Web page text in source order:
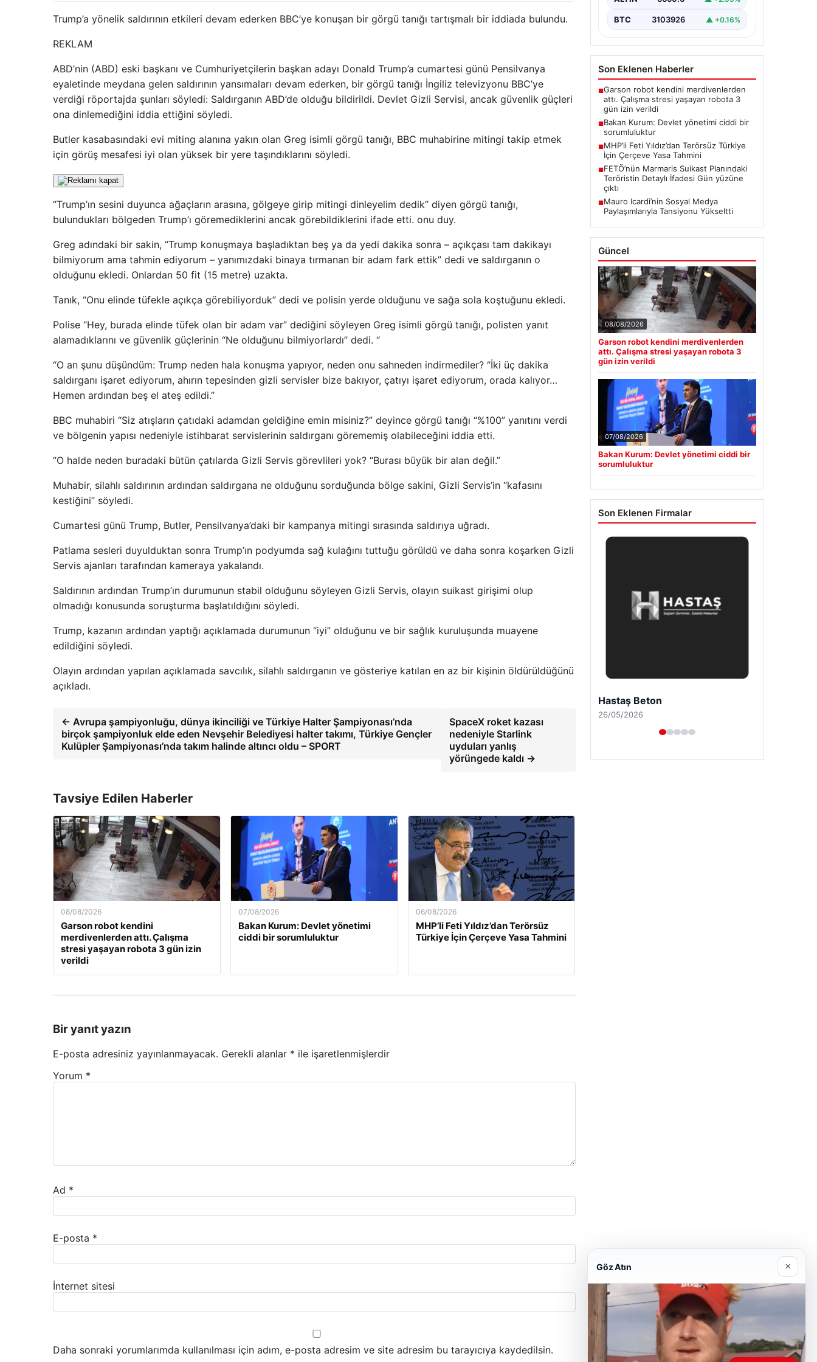
Trump’a yönelik saldırının etkileri devam ederken BBC’ye konuşan bir görgü tanığı tartışmalı bir iddiada bulundu.
REKLAM
ABD’nin (ABD) eski başkanı ve Cumhuriyetçilerin başkan adayı Donald Trump’a cumartesi günü Pensilvanya
eyaletinde meydana gelen saldırının yansımaları devam ederken, bir görgü tanığı İngiliz televizyonu BBC’ye
verdiği röportajda şunları söyledi: Saldırganın ABD’de olduğu bildirildi. Devlet Gizli Servisi, ancak güvenlik güçleri
ona dinlemediğini iddia ettiğini söyledi.
Butler kasabasındaki evi miting alanına yakın olan Greg isimli görgü tanığı, BBC muhabirine mitingi takip etmek
için görüş mesafesi iyi olan yüksek bir yere taşındıklarını söyledi.
“Trump’ın sesini duyunca ağaçların arasına, gölgeye girip mitingi dinleyelim dedik” diyen görgü tanığı,
bulundukları bölgeden Trump’ı göremediklerini ancak görebildiklerini ifade etti. onu duy.
Greg adındaki bir sakin, “Trump konuşmaya başladıktan beş ya da yedi dakika sonra – açıkçası tam dakikayı
bilmiyorum ama tahmin ediyorum – yanımızdaki binaya tırmanan bir adam fark ettik” dedi ve saldırganın o
olduğunu ekledi. Onlardan 50 fit (15 metre) uzakta.
Tanık, “Onu elinde tüfekle açıkça görebiliyorduk” dedi ve polisin yerde olduğunu ve sağa sola koştuğunu ekledi.
Polise “Hey, burada elinde tüfek olan bir adam var” dediğini söyleyen Greg isimli görgü tanığı, polisten yanıt
alamadıklarını ve güvenlik güçlerinin “Ne olduğunu bilmiyorlardı” dedi. “
“O an şunu düşündüm: Trump neden hala konuşma yapıyor, neden onu sahneden indirmediler? “İki üç dakika
saldırganı işaret ediyorum, ahırın tepesinden gizli servisler bize bakıyor, çatıyı işaret ediyorum, orada kalıyor…
Hemen ardından beş el ateş edildi.”
BBC muhabiri “Siz atışların çatıdaki adamdan geldiğine emin misiniz?” deyince görgü tanığı “%100” yanıtını verdi
ve bölgenin yapısı nedeniyle istihbarat servislerinin saldırganı görememiş olabileceğini iddia etti.
“O halde neden buradaki bütün çatılarda Gizli Servis görevlileri yok? “Burası büyük bir alan değil.”
Muhabir, silahlı saldırının ardından saldırgana ne olduğunu sorduğunda bölge sakini, Gizli Servis’in “kafasını
kestiğini” söyledi.
Cumartesi günü Trump, Butler, Pensilvanya’daki bir kampanya mitingi sırasında saldırıya uğradı.
Patlama sesleri duyulduktan sonra Trump’ın podyumda sağ kulağını tuttuğu görüldü ve daha sonra koşarken Gizli
Servis ajanları tarafından kameraya yakalandı.
Saldırının ardından Trump’ın durumunun stabil olduğunu söyleyen Gizli Servis, olayın suikast girişimi olup
olmadığı konusunda soruşturma başlatıldığını söyledi.
Trump, kazanın ardından yaptığı açıklamada durumunun “iyi” olduğunu ve bir sağlık kuruluşunda muayene
edildiğini söyledi.
Olayın ardından yapılan açıklamada savcılık, silahlı saldırganın ve gösteriye katılan en az bir kişinin öldürüldüğünü
açıkladı.
← Avrupa şampiyonluğu, dünya ikinciliği ve Türkiye Halter Şampiyonası’nda
birçok şampiyonluk elde eden Nevşehir Belediyesi halter takımı, Türkiye Gençler
Kulüpler Şampiyonası’nda takım halinde altıncı oldu – SPORT
SpaceX roket kazası
nedeniyle Starlink
uyduları yanlış
yörüngede kaldı →
Tavsiye Edilen Haberler
08/08/2026
Garson robot kendini
merdivenlerden attı. Çalışma
stresi yaşayan robota 3 gün izin
verildi
07/08/2026
Bakan Kurum: Devlet yönetimi
ciddi bir sorumluluktur
06/08/2026
MHP’li Feti Yıldız’dan Terörsüz
Türkiye İçin Çerçeve Yasa Tahmini
Bir yanıt yazın
E-posta adresiniz yayınlanmayacak. Gerekli alanlar * ile işaretlenmişlerdir
Yorum *
Ad *
E-posta *
İnternet sitesi
Daha sonraki yorumlarımda kullanılması için adım, e-posta adresim ve site adresim bu tarayıcıya kaydedilsin.
BTC 3103926 ▲ +0.16%
Son Eklenen Haberler
■Garson robot kendini merdivenlerden
attı. Çalışma stresi yaşayan robota 3
gün izin verildi
■Bakan Kurum: Devlet yönetimi ciddi bir
sorumluluktur
■MHP’li Feti Yıldız’dan Terörsüz Türkiye
İçin Çerçeve Yasa Tahmini
■FETÖ’nün Marmaris Suikast Planındaki
Teröristin Detaylı İfadesi Gün yüzüne
çıktı
■Mauro Icardi’nin Sosyal Medya
Paylaşımlarıyla Tansiyonu Yükseltti
Güncel
08/08/2026
Garson robot kendini merdivenlerden
attı. Çalışma stresi yaşayan robota 3
gün izin verildi
07/08/2026
Bakan Kurum: Devlet yönetimi ciddi bir
sorumluluktur
Son Eklenen Firmalar
Enes Kaplan Avukatlık Bürosu
28/04/2026
Göz Atın ×